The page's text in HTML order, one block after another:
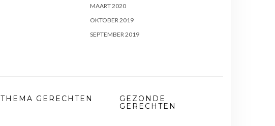
MAART 2020
OKTOBER 2019
SEPTEMBER 2019
THEMA GERECHTEN
GEZONDE
GERECHTEN